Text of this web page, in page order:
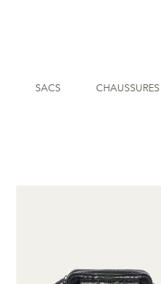
SACS CHAUSSURES